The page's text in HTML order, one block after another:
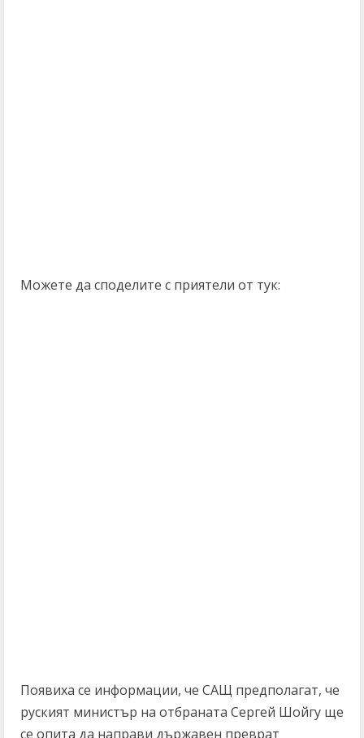
Можете да споделите с приятели от тук:
Появиха се информации, че САЩ предполагат, че
руският министър на отбраната Сергей Шойгу ще
се опита да направи държавен преврат